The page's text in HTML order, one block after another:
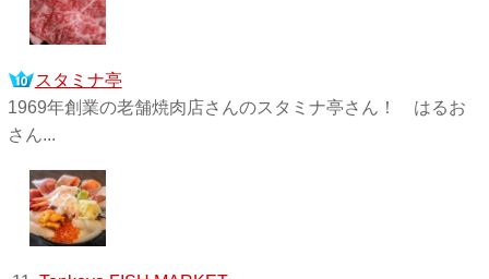
スタミナ亭
1969年創業の老舗焼肉店さんのスタミナ亭さん！ はるお
さん...